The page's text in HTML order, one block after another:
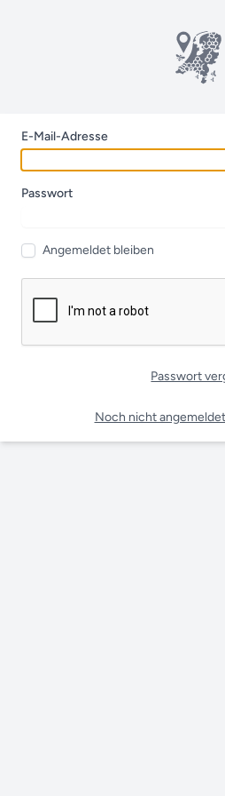
E-Mail-Adresse
Passwort
Angemeldet bleiben
Passwort
Noch nicht